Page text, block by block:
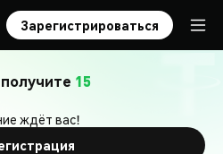
Зарегистрироваться
15
ждёт вас!